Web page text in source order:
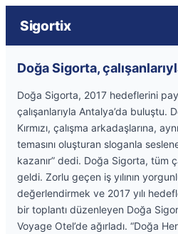
Sigortix
Doğa Sigorta,
Doğa Sigorta, 2017 hedeflerini
çalışanlarıyla Antalya’da buluştu.
Kırmızı, çalışma arkadaşlarına,
temasını oluşturan sloganla
kazanır” dedi. Doğa Sigorta, tüm
geldi. Zorlu geçen iş yılının
değerlendirmek ve 2017 yılı
bir toplantı düzenleyen Doğa
Voyage Otel’de ağırladı. “Doğa